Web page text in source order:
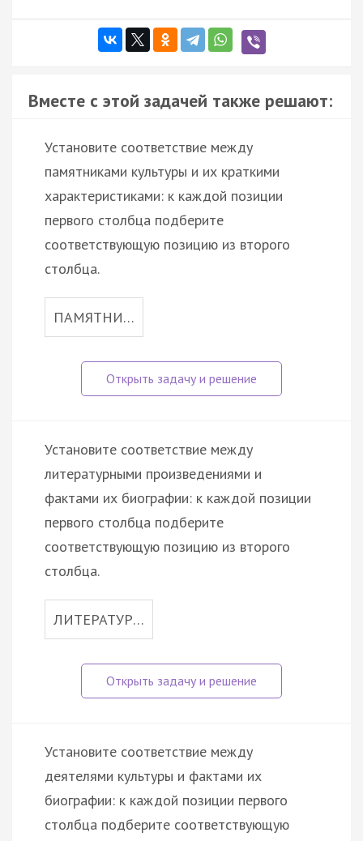
Вместе с этой задачей также решают:
Установите соответствие между
памятниками культуры и их краткими
характеристиками: к каждой позиции
первого столбца подберите
соответствующую позицию из второго
столбца.
ПАМЯТНИ…
Установите соответствие между
литературными произведениями и
фактами их биографии: к каждой позиции
первого столбца подберите
соответствующую позицию из второго
столбца.
ЛИТЕРАТУР…
Установите соответствие между
деятелями культуры и фактами их
биографии: к каждой позиции первого
столбца подберите соответствующую